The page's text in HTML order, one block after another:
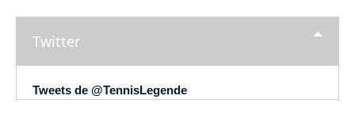
Twitter
Tweets de @TennisLegende